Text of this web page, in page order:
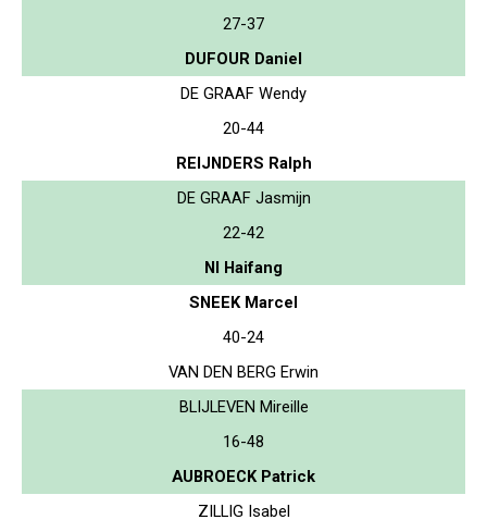
27-37
DUFOUR Daniel
DE GRAAF Wendy
20-44
REIJNDERS Ralph
DE GRAAF Jasmijn
22-42
NI Haifang
SNEEK Marcel
40-24
VAN DEN BERG Erwin
BLIJLEVEN Mireille
16-48
AUBROECK Patrick
ZILLIG Isabel